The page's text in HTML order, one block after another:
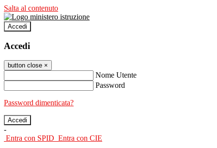
Salta al contenuto
Accedi
Accedi
button close ×
Nome Utente
Password
Password dimenticata?
-
Entra con SPID Entra con CIE